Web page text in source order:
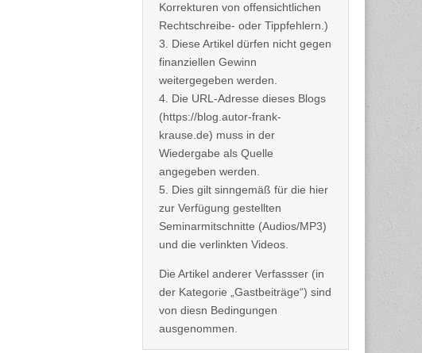
Korrekturen von offensichtlichen
Rechtschreibe- oder Tippfehlern.)
3. Diese Artikel dürfen nicht gegen
finanziellen Gewinn
weitergegeben werden.
4. Die URL-Adresse dieses Blogs
(https://blog.autor-frank-
krause.de) muss in der
Wiedergabe als Quelle
angegeben werden.
5. Dies gilt sinngemäß für die hier
zur Verfügung gestellten
Seminarmitschnitte (Audios/MP3)
und die verlinkten Videos.
Die Artikel anderer Verfassser (in
der Kategorie „Gastbeiträge“) sind
von diesn Bedingungen
ausgenommen.